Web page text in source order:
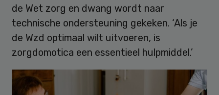
de Wet zorg en dwang wordt naar
technische ondersteuning gekeken. ‘Als je
de Wzd optimaal wilt uitvoeren, is
zorgdomotica een essentieel hulpmiddel.’